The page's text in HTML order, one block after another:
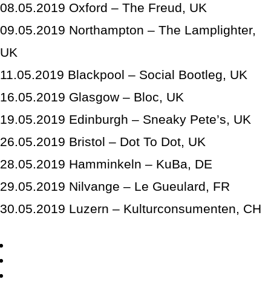
08.05.2019 Oxford – The Freud, UK
09.05.2019 Northampton – The Lamplighter,
UK
11.05.2019 Blackpool – Social Bootleg, UK
16.05.2019 Glasgow – Bloc, UK
19.05.2019 Edinburgh – Sneaky Pete’s, UK
26.05.2019 Bristol – Dot To Dot, UK
28.05.2019 Hamminkeln – KuBa, DE
29.05.2019 Nilvange – Le Gueulard, FR
30.05.2019 Luzern – Kulturconsumenten, CH